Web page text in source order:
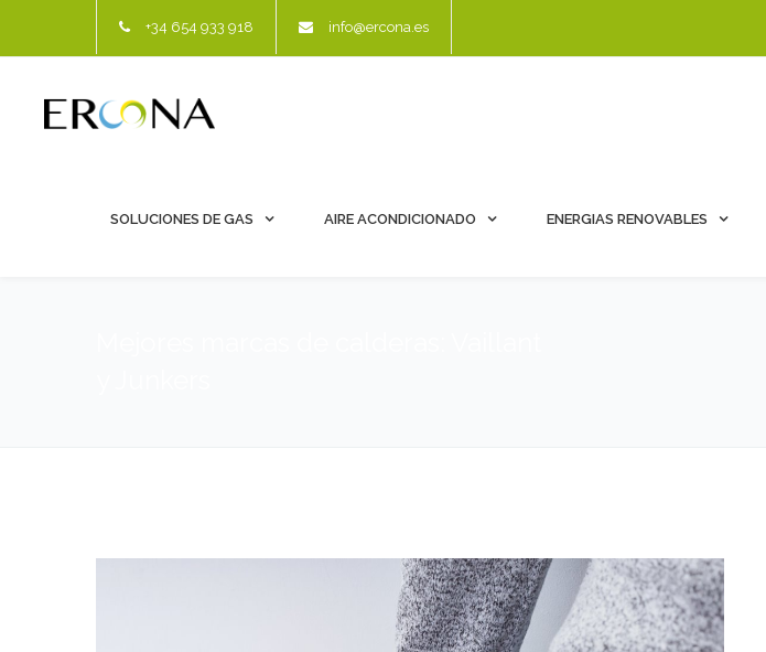
+34 654 933 918 info@ercona.es
SOLUCIONES DE GAS AIRE ACONDICIONADO ENERGIAS RENOVABLES